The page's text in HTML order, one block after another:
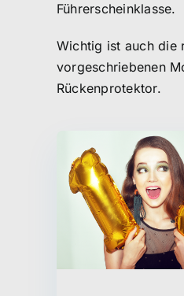
Führerscheinklasse.
Wichtig ist auch die
vorgeschriebenen
Rückenprotektor.